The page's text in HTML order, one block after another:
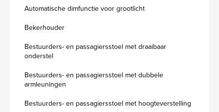
Automatische dimfunctie voor grootlicht
Bekerhouder
Bestuurders- en passagiersstoel met draaibaar
onderstel
Bestuurders- en passagiersstoel met dubbele
armleuningen
Bestuurders- en passagiersstoel met hoogteverstelling